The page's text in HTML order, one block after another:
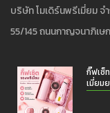
บริษัท โมเดิร์นพรีเมี่ยม จ
55/145 ถนนกาญจนาภิเษ
กิ๊ฟเซ็
เมี่ยม